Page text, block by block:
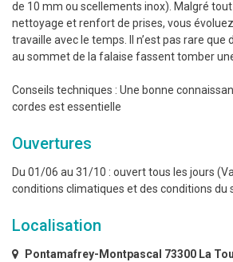
de 10 mm ou scellements inox). Malgré
nettoyage et renfort de prises, vous
travaille avec le temps. Il n’est pas rare que
au sommet de la falaise fassent tomber
Conseils techniques : Une bonne
cordes est essentielle
Ouvertures
Du 01/06 au 31/10 : ouvert tous les jours
conditions climatiques et des conditions du
Localisation
Pontamafrey-Montpascal 73300 La